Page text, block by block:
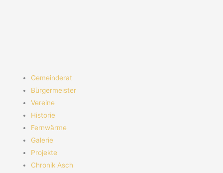
Gemeinderat
Bürgermeister
Vereine
Historie
Fernwärme
Galerie
Projekte
Chronik Asch